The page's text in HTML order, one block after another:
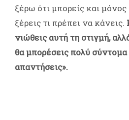
ξέρω ότι μπορείς και
ξέρεις τι πρέπει να κάνεις.
νιώθεις αυτή τη στιγμή,
θα μπορέσεις πολύ σύντομα
απαντήσεις».